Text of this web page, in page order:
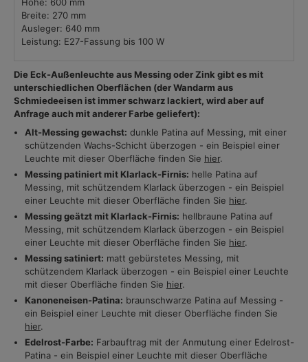
Breite: 270 mm
Ausleger: 640 mm
Leistung: E27-Fassung bis 100 W
Die Eck-Außenleuchte aus Messing oder Zink gibt es mit
unterschiedlichen Oberflächen (der Wandarm aus
Schmiedeeisen ist immer schwarz lackiert, wird aber auf
Anfrage auch mit anderer Farbe geliefert):
Alt-Messing gewachst: dunkle Patina auf Messing, mit einer
schützenden Wachs-Schicht überzogen - ein Beispiel einer
Leuchte mit dieser Oberfläche finden Sie hier.
Messing patiniert mit Klarlack-Firnis: helle Patina auf
Messing, mit schützendem Klarlack überzogen - ein Beispiel
einer Leuchte mit dieser Oberfläche finden Sie hier.
Messing geätzt mit Klarlack-Firnis: hellbraune Patina auf
Messing, mit schützendem Klarlack überzogen - ein Beispiel
einer Leuchte mit dieser Oberfläche finden Sie hier.
Messing satiniert: matt gebürstetes Messing, mit
schützendem Klarlack überzogen - ein Beispiel einer Leuchte
mit dieser Oberfläche finden Sie hier.
Kanoneneisen-Patina: braunschwarze Patina auf Messing -
ein Beispiel einer Leuchte mit dieser Oberfläche finden Sie
hier.
Edelrost-Farbe: Farbauftrag mit der Anmutung einer Edelrost-
Patina - ein Beispiel einer Leuchte mit dieser Oberfläche